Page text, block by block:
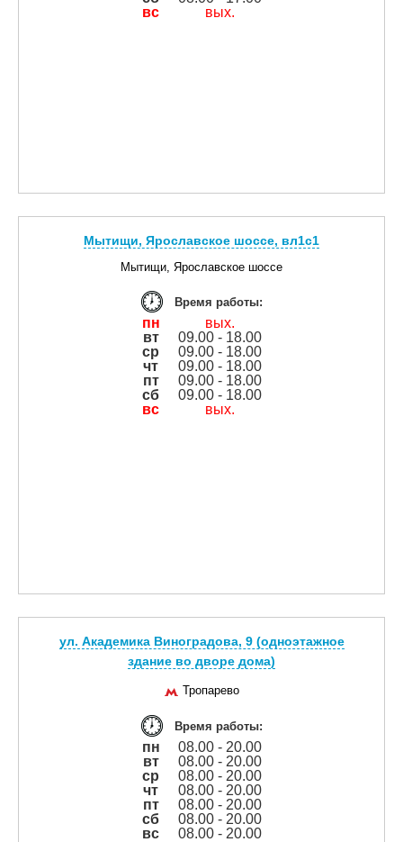
вс
вых.
Мытищи, Ярославское шоссе, вл1с1
Мытищи, Ярославское шоссе
Время работы:
пн
вых.
вт
09.00 - 18.00
ср
09.00 - 18.00
чт
09.00 - 18.00
пт
09.00 - 18.00
сб
09.00 - 18.00
вс
вых.
ул. Академика Виноградова, 9 (одноэтажное
здание во дворе дома)
Тропарево
Время работы:
пн
08.00 - 20.00
вт
08.00 - 20.00
ср
08.00 - 20.00
чт
08.00 - 20.00
пт
08.00 - 20.00
сб
08.00 - 20.00
вс
08.00 - 20.00